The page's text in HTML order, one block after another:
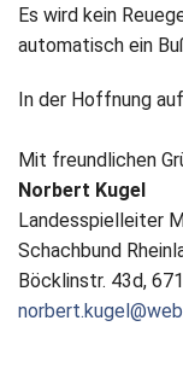
Es wird kein
automatisch ein
In der Hoffnung
Mit freundlichen
Norbert Kugel
Landesspielleiter
Schachbund
Böcklinstr. 43d,